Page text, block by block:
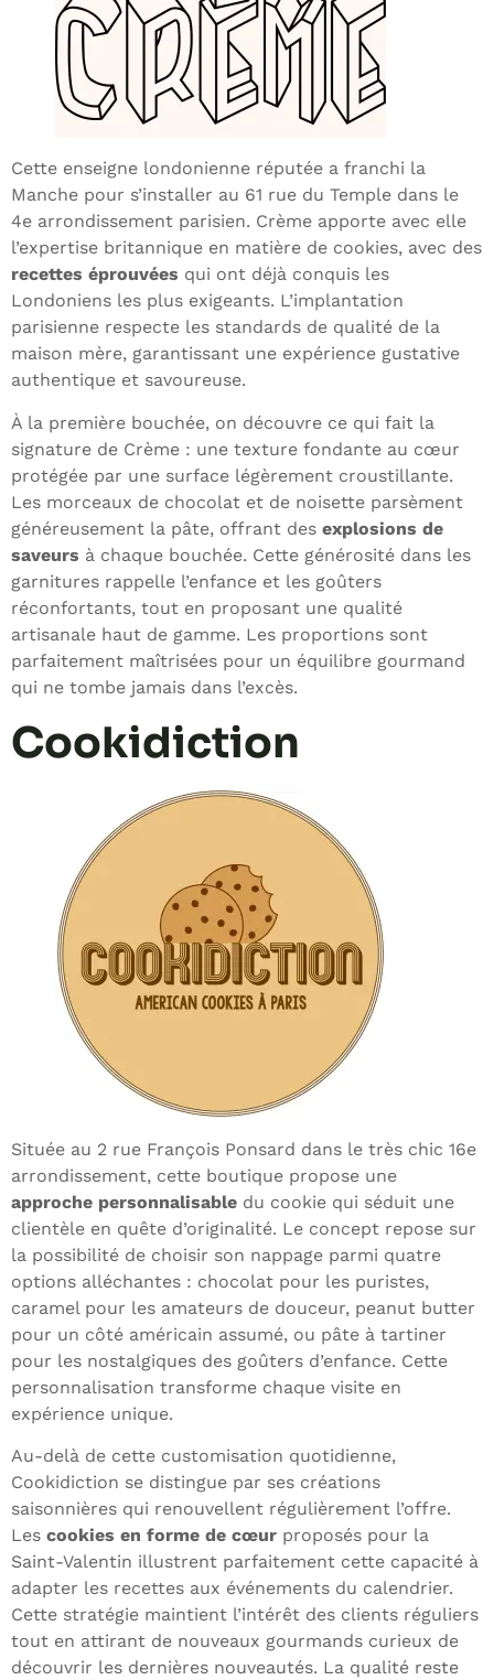
Cette enseigne londonienne réputée a franchi la
Manche pour s’installer au 61 rue du Temple dans le
4e arrondissement parisien. Crème apporte avec elle
l’expertise britannique en matière de cookies, avec des
recettes éprouvées qui ont déjà conquis les
Londoniens les plus exigeants. L’implantation
parisienne respecte les standards de qualité de la
maison mère, garantissant une expérience gustative
authentique et savoureuse.
À la première bouchée, on découvre ce qui fait la
signature de Crème : une texture fondante au cœur
protégée par une surface légèrement croustillante.
Les morceaux de chocolat et de noisette parsèment
généreusement la pâte, offrant des explosions de
saveurs à chaque bouchée. Cette générosité dans les
garnitures rappelle l’enfance et les goûters
réconfortants, tout en proposant une qualité
artisanale haut de gamme. Les proportions sont
parfaitement maîtrisées pour un équilibre gourmand
qui ne tombe jamais dans l’excès.
Cookidiction
Située au 2 rue François Ponsard dans le très chic 16e
arrondissement, cette boutique propose une
approche personnalisable du cookie qui séduit une
clientèle en quête d’originalité. Le concept repose sur
la possibilité de choisir son nappage parmi quatre
options alléchantes : chocolat pour les puristes,
caramel pour les amateurs de douceur, peanut butter
pour un côté américain assumé, ou pâte à tartiner
pour les nostalgiques des goûters d’enfance. Cette
personnalisation transforme chaque visite en
expérience unique.
Au-delà de cette customisation quotidienne,
Cookidiction se distingue par ses créations
saisonnières qui renouvellent régulièrement l’offre.
Les cookies en forme de cœur proposés pour la
Saint-Valentin illustrent parfaitement cette capacité à
adapter les recettes aux événements du calendrier.
Cette stratégie maintient l’intérêt des clients réguliers
tout en attirant de nouveaux gourmands curieux de
découvrir les dernières nouveautés. La qualité reste